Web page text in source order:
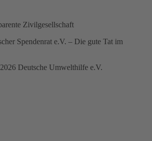
Deutsche Umwelthilfe e.V.